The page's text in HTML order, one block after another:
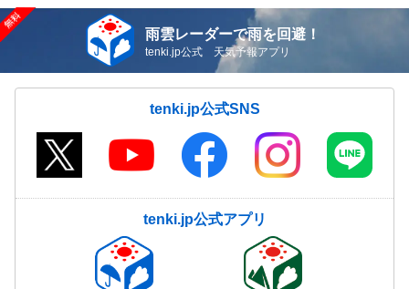
雨雲レーダーで雨を回避！
tenki.jp公式 天気予報アプリ
tenki.jp公式SNS
tenki.jp公式アプリ